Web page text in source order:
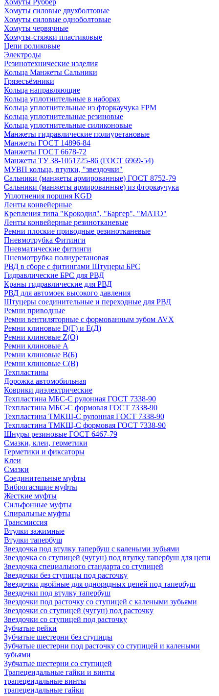
Хомуты Руббер
Хомуты силовые двухболтовые
Хомуты силовые одноболтовые
Хомуты червячные
Хомуты-стяжки пластиковые
Цепи роликовые
Электроды
Резинотехнические изделия
Кольца Манжеты Сальники
Грязесъёмники
Кольца направляющие
Кольца уплотнительные в наборах
Кольца уплотнительные из фторкаучука FPM
Кольца уплотнительные резиновые
Кольца уплотнительные силиконовые
Манжеты гидравлические полиуретановые
Манжеты ГОСТ 14896-84
Манжеты ГОСТ 6678-72
Манжеты ТУ 38-1051725-86 (ГОСТ 6969-54)
МУВП кольца, втулки, "звездочки"
Сальники (манжеты армированные) ГОСТ 8752-79
Сальники (манжеты армированные) из фторкаучука
Уплотнения поршня KGD
Ленты конвейерные
Крепления типа "Крокодил", "Баргер", "МАТО"
Ленты конвейерные резинотканевые
Ремни плоские приводные резинотканевые
Пневмотрубка Фитинги
Пневматические фитинги
Пневмотрубка полиуретановая
РВД в сборе с фитингами Штуцеры БРС
Гидравлические БРС для РВД
Краны гидравлические для РВД
РВД для автомоек высокого давления
Штуцеры соединительные и переходные для РВД
Ремни приводные
Ремни вентиляторные с формованным зубом AVX
Ремни клиновые D(Г) и Е(Д)
Ремни клиновые Z(О)
Ремни клиновые А
Ремни клиновые В(Б)
Ремни клиновые С(В)
Техпластины
Дорожка автомобильная
Коврики диэлектрические
Техпластина МБС-С рулонная ГОСТ 7338-90
Техпластина МБС-С формовая ГОСТ 7338-90
Техпластина ТМКЩ-С рулонная ГОСТ 7338-90
Техпластина ТМКЩ-С формовая ГОСТ 7338-90
Шнуры резиновые ГОСТ 6467-79
Смазки, клеи, герметики
Герметики и фиксаторы
Клеи
Смазки
Соединительные муфты
Виброгасящие муфты
Жесткие муфты
Сильфонные муфты
Спиральные муфты
Трансмиссия
Втулки зажимные
Втулки тапербуш
Звездочка под втулку тапербуш c калеными зубьями
Звездочка со ступицей (чугун) под втулку тапербуш для цепи
Звездочка специального стандарта со ступицей
Звездочки без ступицы под расточку
Звездочки двойные для однорядных цепей под тапербуш
Звездочки под втулку тапербуш
Звездочки под расточку со ступицей с калеными зубьями
Звездочки со ступицей (чугун) под расточку
Звездочки со ступицей под расточку
Зубчатые рейки
Зубчатые шестерни без ступицы
Зубчатые шестерни под расточку со ступицей и калеными
зубьями
Зубчатые шестерни со ступицей
Трапецеидальные гайки и винты
трапецеидальные винты
трапецеидальные гайки